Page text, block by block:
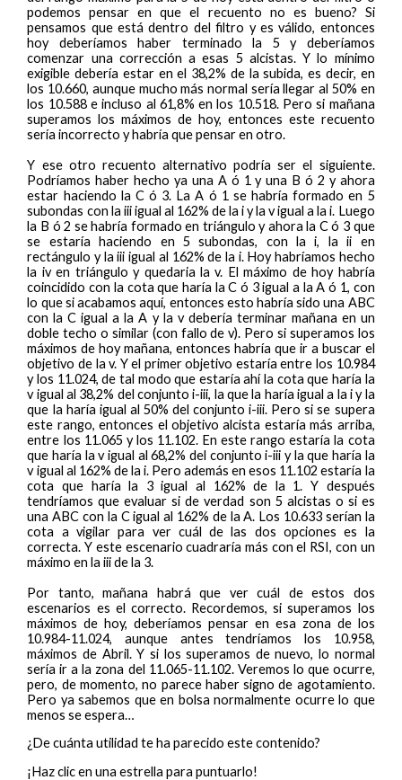
podemos pensar en que el recuento no es bueno? Si
pensamos que está dentro del filtro y es válido, entonces
hoy deberíamos haber terminado la 5 y deberíamos
comenzar una corrección a esas 5 alcistas. Y lo mínimo
exigible debería estar en el 38,2% de la subida, es decir, en
los 10.660, aunque mucho más normal sería llegar al 50% en
los 10.588 e incluso al 61,8% en los 10.518. Pero si mañana
superamos los máximos de hoy, entonces este recuento
sería incorrecto y habría que pensar en otro.
Y ese otro recuento alternativo podría ser el siguiente.
Podríamos haber hecho ya una A ó 1 y una B ó 2 y ahora
estar haciendo la C ó 3. La A ó 1 se habría formado en 5
subondas con la iii igual al 162% de la i y la v igual a la i. Luego
la B ó 2 se habría formado en triángulo y ahora la C ó 3 que
se estaría haciendo en 5 subondas, con la i, la ii en
rectángulo y la iii igual al 162% de la i. Hoy habríamos hecho
la iv en triángulo y quedaria la v. El máximo de hoy habría
coincidido con la cota que haría la C ó 3 igual a la A ó 1, con
lo que si acabamos aquí, entonces esto habría sido una ABC
con la C igual a la A y la v debería terminar mañana en un
doble techo o similar (con fallo de v). Pero si superamos los
máximos de hoy mañana, entonces habría que ir a buscar el
objetivo de la v. Y el primer objetivo estaría entre los 10.984
y los 11.024, de tal modo que estaría ahí la cota que haría la
v igual al 38,2% del conjunto i-iii, la que la haría igual a la i y la
que la haría igual al 50% del conjunto i-iii. Pero si se supera
este rango, entonces el objetivo alcista estaría más arriba,
entre los 11.065 y los 11.102. En este rango estaría la cota
que haría la v igual al 68,2% del conjunto i-iii y la que haría la
v igual al 162% de la i. Pero además en esos 11.102 estaría la
cota que haría la 3 igual al 162% de la 1. Y después
tendríamos que evaluar si de verdad son 5 alcistas o si es
una ABC con la C igual al 162% de la A. Los 10.633 serían la
cota a vigilar para ver cuál de las dos opciones es la
correcta. Y este escenario cuadraría más con el RSI, con un
máximo en la iii de la 3.
Por tanto, mañana habrá que ver cuál de estos dos
escenarios es el correcto. Recordemos, si superamos los
máximos de hoy, deberíamos pensar en esa zona de los
10.984-11.024, aunque antes tendríamos los 10.958,
máximos de Abril. Y si los superamos de nuevo, lo normal
sería ir a la zona del 11.065-11.102. Veremos lo que ocurre,
pero, de momento, no parece haber signo de agotamiento.
Pero ya sabemos que en bolsa normalmente ocurre lo que
menos se espera…
¿De cuánta utilidad te ha parecido este contenido?
¡Haz clic en una estrella para puntuarlo!